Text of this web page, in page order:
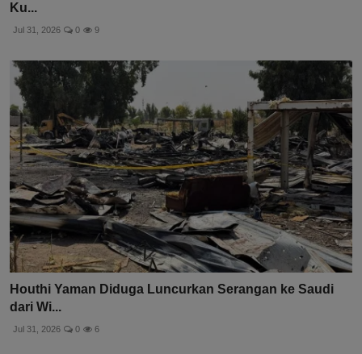
Ku...
Jul 31, 2026 0 9
Houthi Yaman Diduga Luncurkan Serangan ke Saudi
dari Wi...
Jul 31, 2026 0 6